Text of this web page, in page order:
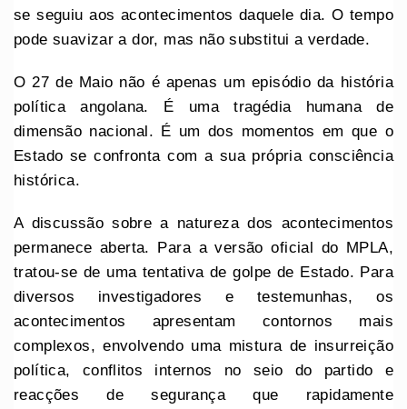
se seguiu aos acontecimentos daquele dia. O tempo
pode suavizar a dor, mas não substitui a verdade.
O 27 de Maio não é apenas um episódio da história
política angolana. É uma tragédia humana de
dimensão nacional. É um dos momentos em que o
Estado se confronta com a sua própria consciência
histórica.
A discussão sobre a natureza dos acontecimentos
permanece aberta. Para a versão oficial do MPLA,
tratou-se de uma tentativa de golpe de Estado. Para
diversos investigadores e testemunhas, os
acontecimentos apresentam contornos mais
complexos, envolvendo uma mistura de insurreição
política, conflitos internos no seio do partido e
reacções de segurança que rapidamente